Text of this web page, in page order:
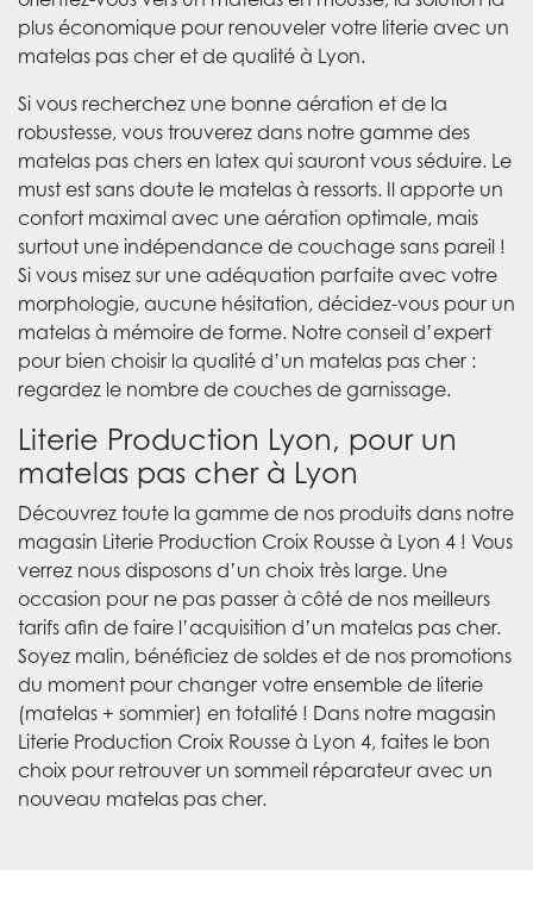
plus économique pour renouveler votre literie avec un
matelas pas cher et de qualité à Lyon.
Si vous recherchez une bonne aération et de la
robustesse, vous trouverez dans notre gamme des
matelas pas chers en latex qui sauront vous séduire. Le
must est sans doute le matelas à ressorts. Il apporte un
confort maximal avec une aération optimale, mais
surtout une indépendance de couchage sans pareil !
Si vous misez sur une adéquation parfaite avec votre
morphologie, aucune hésitation, décidez-vous pour un
matelas à mémoire de forme. Notre conseil d’expert
pour bien choisir la qualité d’un matelas pas cher :
regardez le nombre de couches de garnissage.
Literie Production Lyon, pour un
matelas pas cher à Lyon
Découvrez toute la gamme de nos produits dans notre
magasin Literie Production Croix Rousse à Lyon 4 ! Vous
verrez nous disposons d’un choix très large. Une
occasion pour ne pas passer à côté de nos meilleurs
tarifs afin de faire l’acquisition d’un matelas pas cher.
Soyez malin, bénéficiez de soldes et de nos promotions
du moment pour changer votre ensemble de literie
(matelas + sommier) en totalité ! Dans notre magasin
Literie Production Croix Rousse à Lyon 4, faites le bon
choix pour retrouver un sommeil réparateur avec un
nouveau matelas pas cher.